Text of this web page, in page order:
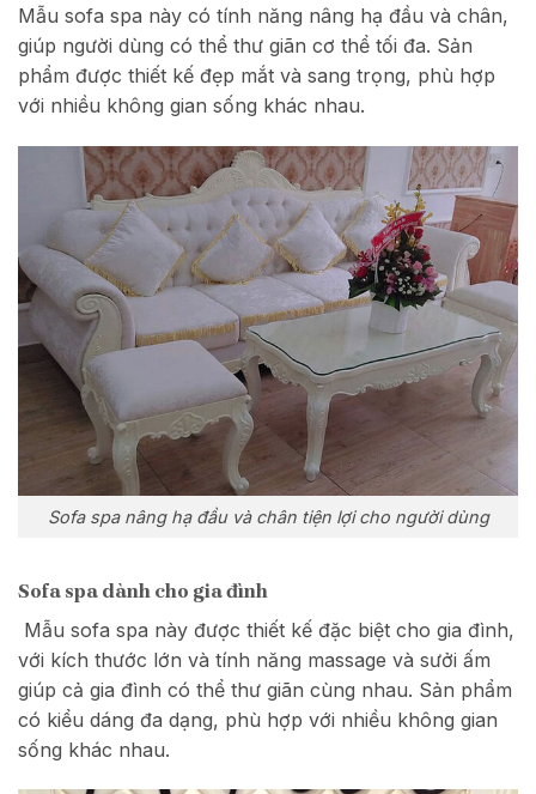
Mẫu sofa spa này có tính năng nâng hạ đầu và chân,
giúp người dùng có thể thư giãn cơ thể tối đa. Sản
phẩm được thiết kế đẹp mắt và sang trọng, phù hợp
với nhiều không gian sống khác nhau.
Sofa spa nâng hạ đầu và chân tiện lợi cho người dùng
Sofa spa dành cho gia đình
Mẫu sofa spa này được thiết kế đặc biệt cho gia đình,
với kích thước lớn và tính năng massage và sưởi ấm
giúp cả gia đình có thể thư giãn cùng nhau. Sản phẩm
có kiểu dáng đa dạng, phù hợp với nhiều không gian
sống khác nhau.